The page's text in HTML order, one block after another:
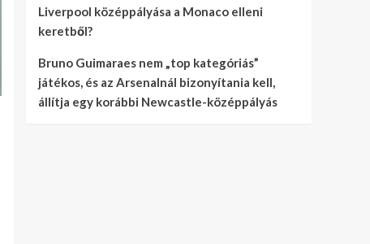
Liverpool középpályása a Monaco elleni
keretből?
Bruno Guimaraes nem „top kategóriás”
játékos, és az Arsenalnál bizonyítania kell,
állítja egy korábbi Newcastle-középpályás